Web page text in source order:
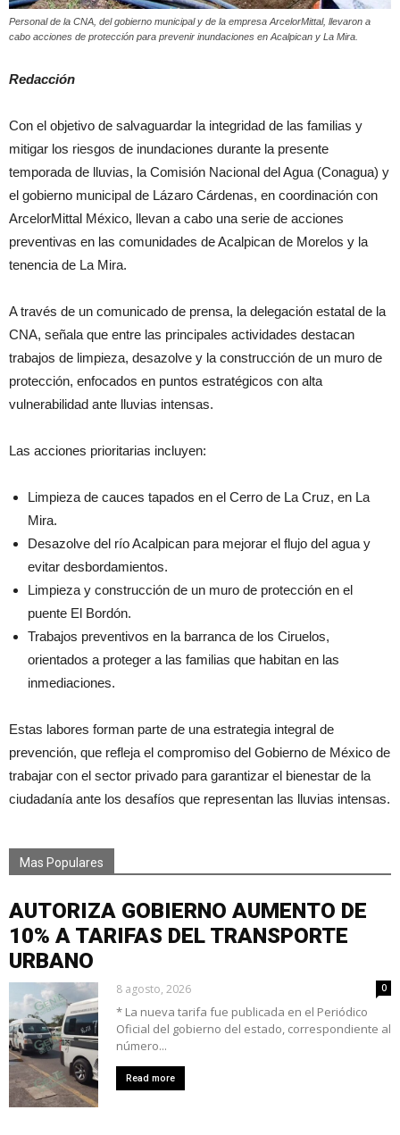
Personal de la CNA, del gobierno municipal y de la empresa ArcelorMittal, llevaron a
cabo acciones de protección para prevenir inundaciones en Acalpican y La Mira.
Redacción
Con el objetivo de salvaguardar la integridad de las familias y
mitigar los riesgos de inundaciones durante la presente
temporada de lluvias, la Comisión Nacional del Agua (Conagua) y
el gobierno municipal de Lázaro Cárdenas, en coordinación con
ArcelorMittal México, llevan a cabo una serie de acciones
preventivas en las comunidades de Acalpican de Morelos y la
tenencia de La Mira.
A través de un comunicado de prensa, la delegación estatal de la
CNA, señala que entre las principales actividades destacan
trabajos de limpieza, desazolve y la construcción de un muro de
protección, enfocados en puntos estratégicos con alta
vulnerabilidad ante lluvias intensas.
Las acciones prioritarias incluyen:
Limpieza de cauces tapados en el Cerro de La Cruz, en La
Mira.
Desazolve del río Acalpican para mejorar el flujo del agua y
evitar desbordamientos.
Limpieza y construcción de un muro de protección en el
puente El Bordón.
Trabajos preventivos en la barranca de los Ciruelos,
orientados a proteger a las familias que habitan en las
inmediaciones.
Estas labores forman parte de una estrategia integral de
prevención, que refleja el compromiso del Gobierno de México de
trabajar con el sector privado para garantizar el bienestar de la
ciudadanía ante los desafíos que representan las lluvias intensas.
Mas Populares
AUTORIZA GOBIERNO AUMENTO DE
10% A TARIFAS DEL TRANSPORTE
URBANO
8 agosto, 2026 0
* La nueva tarifa fue publicada en el Periódico
Oficial del gobierno del estado, correspondiente al
número...
Read more